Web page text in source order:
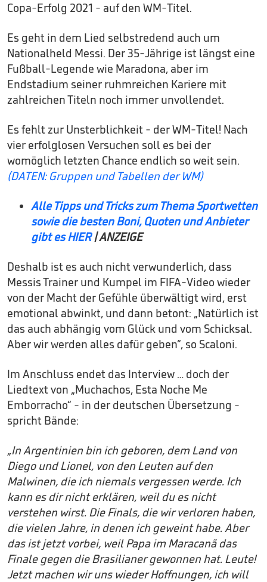
Copa-Erfolg 2021 - auf den WM-Titel.
Es geht in dem Lied selbstredend auch um
Nationalheld Messi. Der 35-Jährige ist längst eine
Fußball-Legende wie Maradona, aber im
Endstadium seiner ruhmreichen Kariere mit
zahlreichen Titeln noch immer unvollendet.
Es fehlt zur Unsterblichkeit - der WM-Titel! Nach
vier erfolglosen Versuchen soll es bei der
womöglich letzten Chance endlich so weit sein.
(DATEN: Gruppen und Tabellen der WM)
Alle Tipps und Tricks zum Thema Sportwetten
sowie die besten Boni, Quoten und Anbieter
gibt es HIER| ANZEIGE
Deshalb ist es auch nicht verwunderlich, dass
Messis Trainer und Kumpel im FIFA-Video wieder
von der Macht der Gefühle überwältigt wird, erst
emotional abwinkt, und dann betont: „Natürlich ist
das auch abhängig vom Glück und vom Schicksal.
Aber wir werden alles dafür geben“, so Scaloni.
Im Anschluss endet das Interview … doch der
Liedtext von „Muchachos, Esta Noche Me
Emborracho“ - in der deutschen Übersetzung -
spricht Bände:
„In Argentinien bin ich geboren, dem Land von
Diego und Lionel, von den Leuten auf den
Malwinen, die ich niemals vergessen werde. Ich
kann es dir nicht erklären, weil du es nicht
verstehen wirst. Die Finals, die wir verloren haben,
die vielen Jahre, in denen ich geweint habe. Aber
das ist jetzt vorbei, weil Papa im Maracanã das
Finale gegen die Brasilianer gewonnen hat. Leute!
Jetzt machen wir uns wieder Hoffnungen, ich will